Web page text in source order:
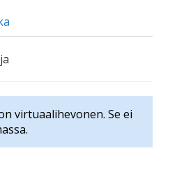
virtuaalihevonen. Se ei